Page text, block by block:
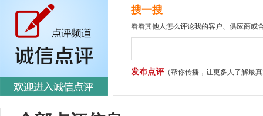
搜一搜
看看其他人怎么评论我的客户、供应商或
发布点评（帮你传播，让更多人了解最